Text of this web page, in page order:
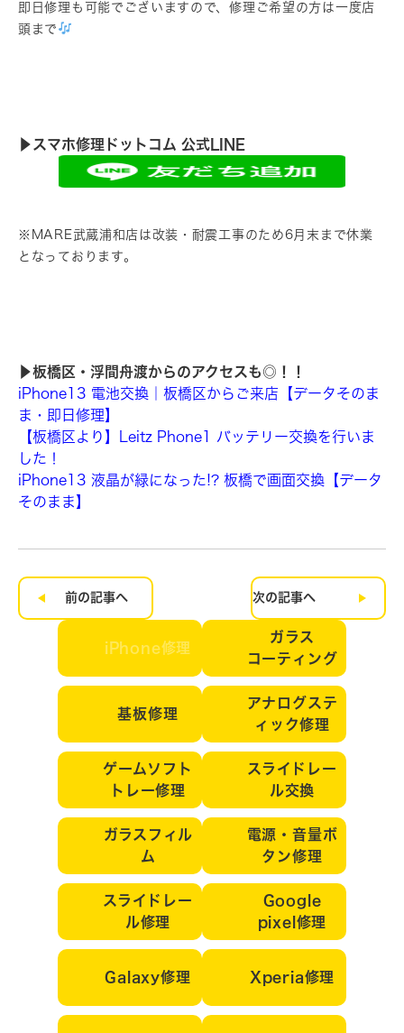
即日修理も可能でございますので、修理ご希望の方は一度店
頭まで
▶︎スマホ修理ドットコム 公式LINE
※MARE武蔵浦和店は改装・耐震工事のため6月末まで休業
となっております。
▶︎板橋区・浮間舟渡からのアクセスも◎！！
iPhone13 電池交換｜板橋区からご来店【データそのま
ま・即日修理】
【板橋区より】Leitz Phone1 バッテリー交換を行いま
した！
iPhone13 液晶が緑になった!? 板橋で画面交換【データ
そのまま】
前の記事へ 次の記事へ
iPhone修理
ガラス
コーティング
基板修理
アナログステ
ィック修理
ゲームソフト
トレー修理
スライドレー
ル交換
ガラスフィル
ム
電源・音量ボ
タン修理
スライドレー
ル修理
Google
pixel修理
Galaxy修理 Xperia修理